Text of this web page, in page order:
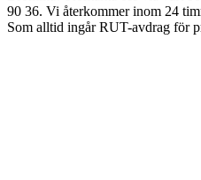
90 36. Vi återkommer inom 24
Som alltid ingår RUT-avdrag för